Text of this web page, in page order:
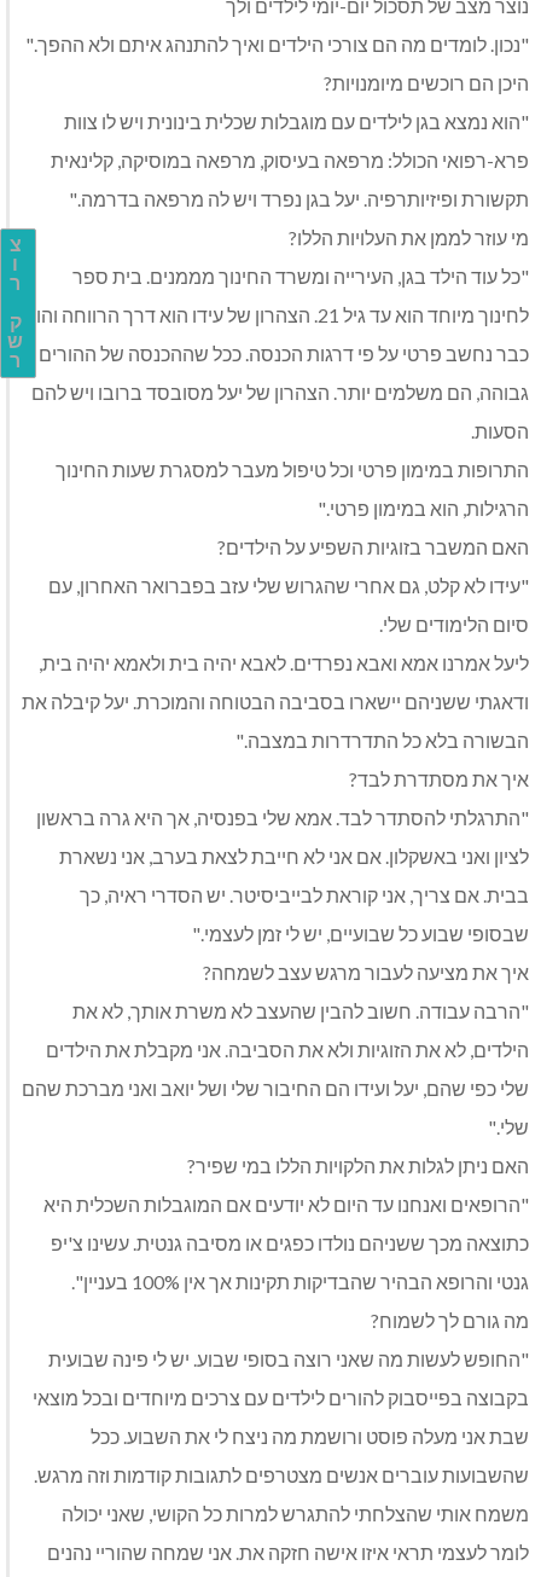
צ
ו
ר
ק
ש
ר
נוצר מצב של תסכול יום-יומי לילדים ולך
"נכון. לומדים מה הם צורכי הילדים ואיך להתנהג איתם ולא ההפך."
היכן הם רוכשים מיומנויות?
"הוא נמצא בגן לילדים עם מוגבלות שכלית בינונית ויש לו צוות
פרא-רפואי הכולל: מרפאה בעיסוק, מרפאה במוסיקה, קלינאית
תקשורת ופיזיותרפיה. יעל בגן נפרד ויש לה מרפאה בדרמה."
מי עוזר לממן את העלויות הללו?
"כל עוד הילד בגן, העירייה ומשרד החינוך מממנים. בית ספר
לחינוך מיוחד הוא עד גיל 21. הצהרון של עידו הוא דרך הרווחה והוא
כבר נחשב פרטי על פי דרגות הכנסה. ככל שההכנסה של ההורים
גבוהה, הם משלמים יותר. הצהרון של יעל מסובסד ברובו ויש להם
הסעות.
התרופות במימון פרטי וכל טיפול מעבר למסגרת שעות החינוך
הרגילות, הוא במימון פרטי."
האם המשבר בזוגיות השפיע על הילדים?
"עידו לא קלט, גם אחרי שהגרוש שלי עזב בפברואר האחרון, עם
סיום הלימודים שלי.
ליעל אמרנו אמא ואבא נפרדים. לאבא יהיה בית ולאמא יהיה בית,
ודאגתי ששניהם יישארו בסביבה הבטוחה והמוכרת. יעל קיבלה את
הבשורה בלא כל התדרדרות במצבה."
איך את מסתדרת לבד?
"התרגלתי להסתדר לבד. אמא שלי בפנסיה, אך היא גרה בראשון
לציון ואני באשקלון. אם אני לא חייבת לצאת בערב, אני נשארת
בבית. אם צריך, אני קוראת לבייביסיטר. יש הסדרי ראיה, כך
שבסופי שבוע כל שבועיים, יש לי זמן לעצמי."
איך את מציעה לעבור מרגש עצב לשמחה?
"הרבה עבודה. חשוב להבין שהעצב לא משרת אותך, לא את
הילדים, לא את הזוגיות ולא את הסביבה. אני מקבלת את הילדים
שלי כפי שהם, יעל ועידו הם החיבור שלי ושל יואב ואני מברכת שהם
שלי."
האם ניתן לגלות את הלקויות הללו במי שפיר?
"הרופאים ואנחנו עד היום לא יודעים אם המוגבלות השכלית היא
כתוצאה מכך ששניהם נולדו כפגים או מסיבה גנטית. עשינו צ'יפ
גנטי והרופא הבהיר שהבדיקות תקינות אך אין 100% בעניין".
מה גורם לך לשמוח?
"החופש לעשות מה שאני רוצה בסופי שבוע. יש לי פינה שבועית
בקבוצה בפייסבוק להורים לילדים עם צרכים מיוחדים ובכל מוצאי
שבת אני מעלה פוסט ורושמת מה ניצח לי את השבוע. ככל
שהשבועות עוברים אנשים מצטרפים לתגובות קודמות וזה מרגש.
משמח אותי שהצלחתי להתגרש למרות כל הקושי, שאני יכולה
לומר לעצמי תראי איזו אישה חזקה את. אני שמחה שהוריי נהנים